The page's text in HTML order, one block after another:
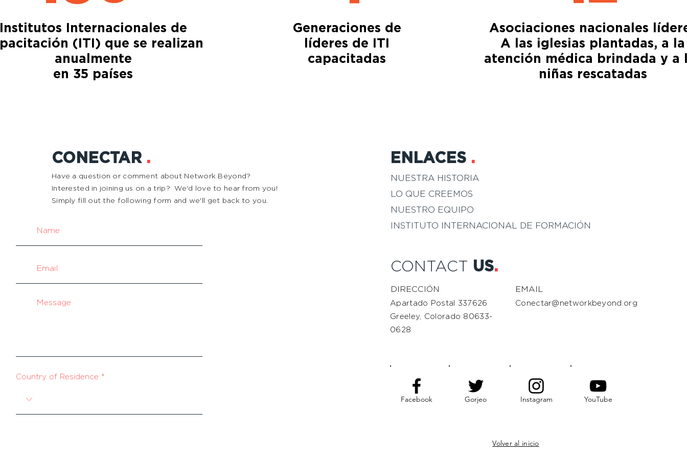
Internacionales de
(ITI) que se realizan
anualmente
en 35 países
Generaciones de
líderes de ITI
capacitadas
Asociaciones nacionales
A las iglesias plantadas, a la
atención médica brindada y a
niñas rescatadas
CONECTAR .
Have a question or comment about Network Beyond?
Interested in joining us on a trip? We'd love to hear from you!
Simply fill out the following form and we'll get back to you.
ENLACES .
NUESTRA HISTORIA
LO QUE CREEMOS
NUESTRO EQUIPO
INSTITUTO INTERNACIONAL DE FORMACIÓN
CONTACT US.
DIRECCIÓN
Apartado Postal 337626
Greeley, Colorado 80633-
0628
Facebook Gorjeo
EMAIL
Conectar@networkbeyond.org
Instagram YouTube
Volver al inicio
Country of Residence